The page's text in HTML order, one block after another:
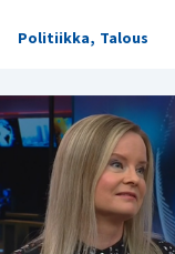
Politiikka, Talous